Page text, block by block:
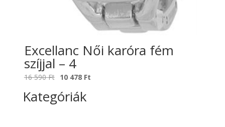
Excellanc Női karóra fém
szíjjal – 4
16 590Ft Original
was:
10 478 Ft
Kategóriák